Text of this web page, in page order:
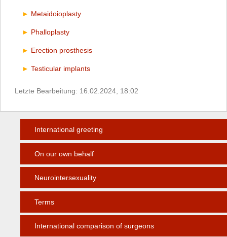
Metaidoioplasty
Phalloplasty
Erection prosthesis
Testicular implants
Letzte Bearbeitung: 16.02.2024, 18:02
International greeting
On our own behalf
Neurointersexuality
Terms
International comparison of surgeons